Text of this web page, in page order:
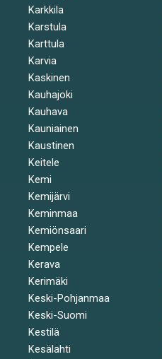
Karkkila
Karstula
Karttula
Karvia
Kaskinen
Kauhajoki
Kauhava
Kauniainen
Kaustinen
Keitele
Kemi
Kemijärvi
Keminmaa
Kemiönsaari
Kempele
Kerava
Kerimäki
Keski-Pohjanmaa
Keski-Suomi
Kestilä
Kesälahti